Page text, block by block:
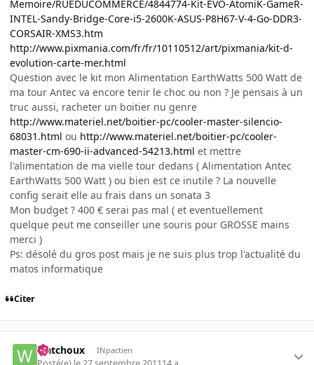
Memoire/RUEDUCOMMERCE/4844774-Kit-EVO-AtomiK-GameR-
INTEL-Sandy-Bridge-Core-i5-2600K-ASUS-P8H67-V-4-Go-DDR3-
CORSAIR-XMS3.htm
http://www.pixmania.com/fr/fr/10110512/art/pixmania/kit-d-
evolution-carte-mer.html
Question avec le kit mon Alimentation EarthWatts 500 Watt de
ma tour Antec va encore tenir le choc ou non ? Je pensais à un
truc aussi, racheter un boitier nu genre
http://www.materiel.net/boitier-pc/cooler-master-silencio-
68031.html ou http://www.materiel.net/boitier-pc/cooler-
master-cm-690-ii-advanced-54213.html et mettre
l'alimentation de ma vielle tour dedans ( Alimentation Antec
EarthWatts 500 Watt ) ou bien est ce inutile ? La nouvelle
config serait elle au frais dans un sonata 3
Mon budget ? 400 € serai pas mal ( et eventuellement
quelque peut me conseiller une souris pour GROSSE mains
merci )
Ps: désolé du gros post mais je ne suis plus trop l'actualité du
matos informatique
Citer
watchoux INpactien